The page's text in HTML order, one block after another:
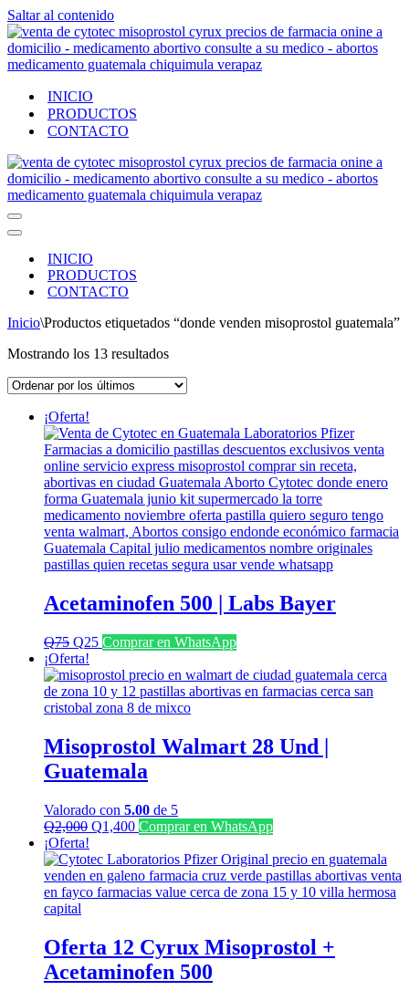
Saltar al contenido
INICIO
PRODUCTOS
CONTACTO
Menú
de
Menú
navegación
INICIO
PRODUCTOS
CONTACTO
Inicio\Productos etiquetados “donde venden misoprostol guatemala”
Mostrando los 13 resultadosOrdenado
los
¡Oferta!
Acetaminofen 500 | Labs Bayer
Q75 El
precio
original
era:
Q75.
Q25El
actual
es:
Q25.
Comprar en WhatsApp
¡Oferta!
Misoprostol Walmart 28 Und |
Guatemala
Valorado con 5.00 de 5
Q2,000 El
original
era:
Q2,000.
Q1,400El
actual
es:
Q1,400.
Comprar en WhatsApp
¡Oferta!
Oferta 12 Cyrux Misoprostol +
Acetaminofen 500